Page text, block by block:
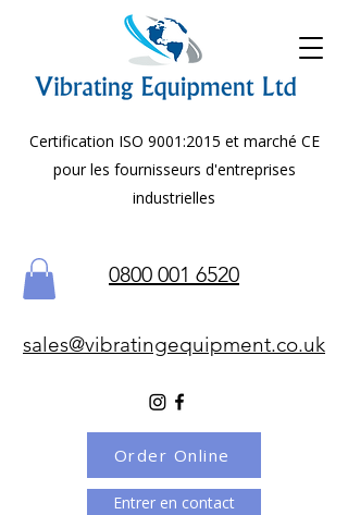
Certification ISO 9001:2015 et marché CE
pour les fournisseurs d'entreprises
industrielles
0800 001 6520
sales@vibratingequipment.co.uk
Entrer en contact
Order Online